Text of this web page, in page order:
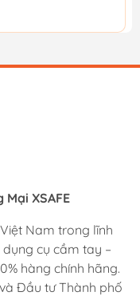
XSAFE
Nam trong lĩnh
cụ cầm tay –
hàng chính hãng.
Đầu tư Thành phố